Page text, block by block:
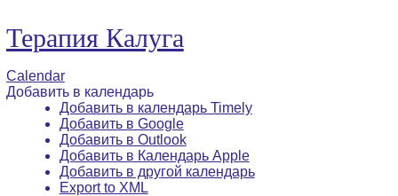
Терапия Калуга
Calendar
Добавить в календарь
Добавить в календарь Timely
Добавить в Google
Добавить в Outlook
Добавить в Календарь Apple
Добавить в другой календарь
Export to XML